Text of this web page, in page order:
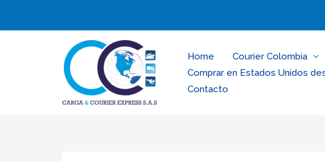
Home Courier Colombia
Comprar en Estados Unidos
Contacto